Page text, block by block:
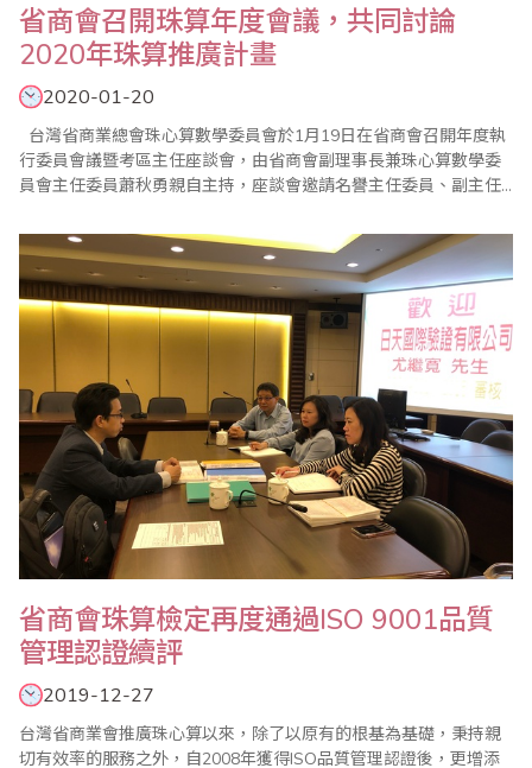
​省商會召開珠算年度會議，共同討論
2020年珠算推廣計畫
2020-01-20
行委員會議暨考區主任座談會，由省商會副理事長兼珠心算數學委
員會主任委員蕭秋勇親自主持，座談會邀請名譽主任委員、副主任
與，討論2020年珠算推廣計畫，並研討珠算未來發展方向。 蕭副理
事長首先在致詞中表示感謝各位委員及老師們對省商會各項珠心算
推廣工作的大力支持與..
省商會珠算檢定再度通過ISO 9001品質
管理認證續評
2019-12-27
台灣省商業會推廣珠心算以來，除了以原有的根基為基礎，秉持親
切有效率的服務之外，自2008年獲得ISO品質管理認證後，更增添